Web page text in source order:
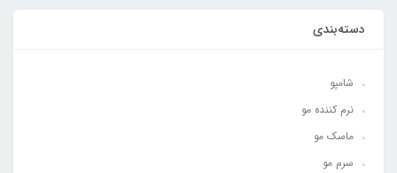
دسته‌بندی
شامپو
نرم کننده مو
ماسک مو
سرم مو